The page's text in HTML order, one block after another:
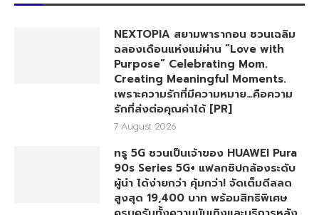
NEXTOPIA สยามพารากอน ชวนเฉลิม
ฉลองเดือนแห่งแม่ผ่าน “Love with
Purpose” Celebrating Mom.
Creating Meaningful Moments.
เพราะความรักที่มีความหมาย…คือความ
รักที่ส่งต่อคุณค่าได้ [PR]
7 August 2026
ทรู 5G ชวนเป็นเจ้าของ HUAWEI Pura
90s Series 5G+ แฟลกชิปกล้องระดับ
ผู้นำ ได้ง่ายกว่า คุ้มกว่า! จัดเต็มดีลลด
สูงสุด 19,400 บาท พร้อมสิทธิพิเศษ